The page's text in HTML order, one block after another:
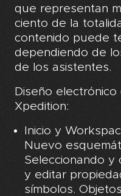
que representan
ciento de la
contenido puede
dependiendo de
de los asistentes.
Diseño
Xpedition:
Inicio y
Nuevo
Seleccionando y
y editar
símbolos.